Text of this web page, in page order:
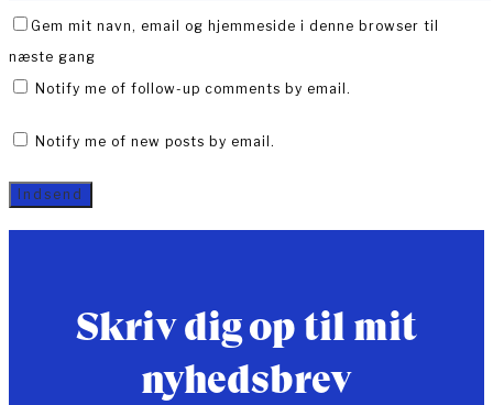
Gem mit navn, email og hjemmeside i denne browser til
næste gang
Notify me of follow-up comments by email.
Notify me of new posts by email.
Skriv dig op til mit
nyhedsbrev